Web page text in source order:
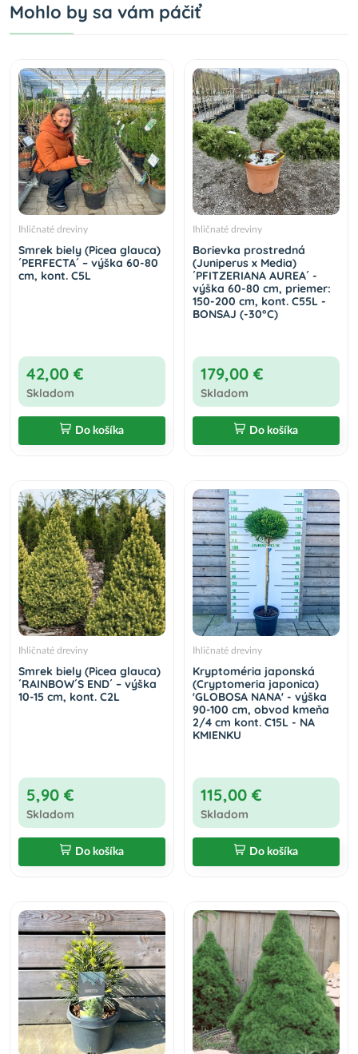
Mohlo by sa vám páčiť
Ihličnaté dreviny
Smrek biely (Picea glauca)
´PERFECTA´ – výška 60-80
cm, kont. C5L
42,00 €
Skladom
Do košíka
Ihličnaté dreviny
Borievka prostredná
(Juniperus x Media)
´PFITZERIANA AUREA´ -
výška 60-80 cm, priemer:
150-200 cm, kont. C55L -
BONSAJ (-30°C)
179,00 €
Skladom
Do košíka
Ihličnaté dreviny
Smrek biely (Picea glauca)
´RAINBOW´S END´ – výška
10-15 cm, kont. C2L
5,90 €
Skladom
Do košíka
Ihličnaté dreviny
Kryptoméria japonská
(Cryptomeria japonica)
'GLOBOSA NANA' - výška
90-100 cm, obvod kmeňa
2/4 cm kont. C15L - NA
KMIENKU
115,00 €
Skladom
Do košíka